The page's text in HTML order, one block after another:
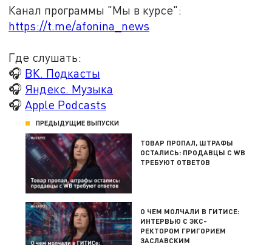
Канал программы "Мы в курсе":
https://t.me/afonina_news
Где слушать:
🎧 ВК. Подкасты
🎧 Яндекс. Музыка
🎧 Apple Podcasts
ПРЕДЫДУЩИЕ ВЫПУСКИ
ТОВАР ПРОПАЛ, ШТРАФЫ
ОСТАЛИСЬ: ПРОДАВЦЫ С WB
ТРЕБУЮТ ОТВЕТОВ
О ЧЕМ МОЛЧАЛИ В ГИТИСЕ:
ИНТЕРВЬЮ С ЭКС-
РЕКТОРОМ ГРИГОРИЕМ
ЗАСЛАВСКИМ